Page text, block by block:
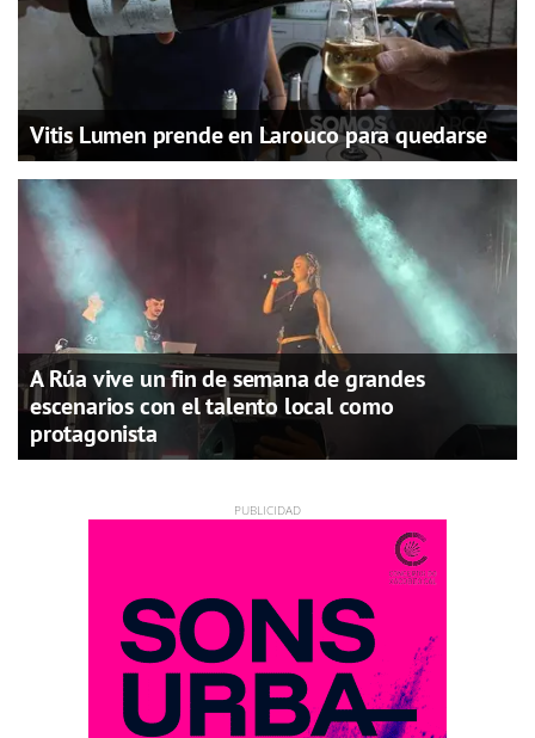
Vitis Lumen prende en Larouco para quedarse
A Rúa vive un fin de semana de grandes
escenarios con el talento local como
protagonista